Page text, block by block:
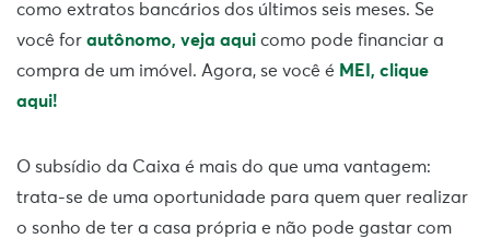
como extratos bancários dos últimos seis meses. Se
você for autônomo, veja aqui como pode financiar a
compra de um imóvel. Agora, se você é MEI, clique
aqui!
O subsídio da Caixa é mais do que uma vantagem:
trata-se de uma oportunidade para quem quer realizar
o sonho de ter a casa própria e não pode gastar com